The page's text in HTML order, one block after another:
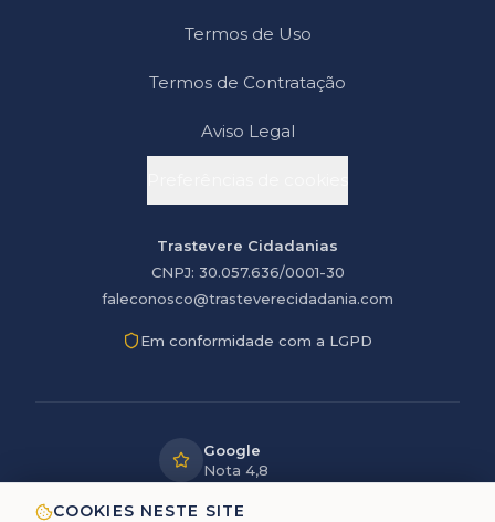
Termos de Uso
Termos de Contratação
Aviso Legal
Trastevere Cidadanias
CNPJ: 30.057.636/0001-30
faleconosco@trasteverecidadania.com
Em conformidade com a LGPD
Google
Nota 4,8
LGPD
COOKIES NESTE SITE